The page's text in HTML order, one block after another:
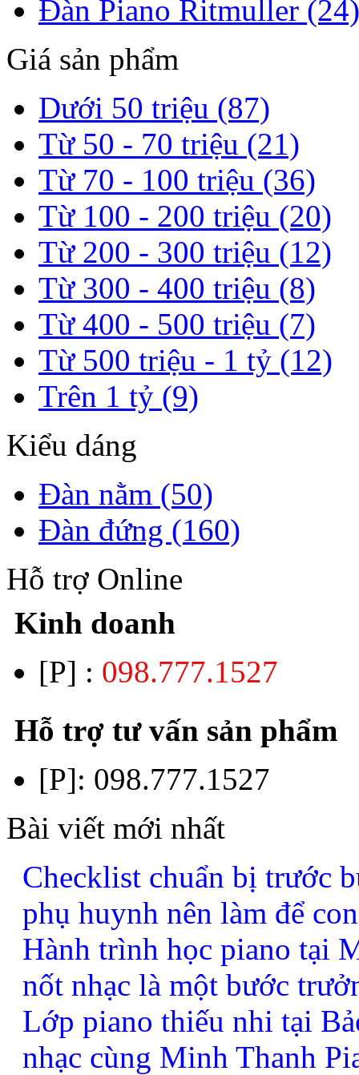
Đàn Piano Ritmuller (24)
Giá sản phẩm
Dưới 50 triệu (87)
Từ 50 - 70 triệu (21)
Từ 70 - 100 triệu (36)
Từ 100 - 200 triệu (20)
Từ 200 - 300 triệu (12)
Từ 300 - 400 triệu (8)
Từ 400 - 500 triệu (7)
Từ 500 triệu - 1 tỷ (12)
Trên 1 tỷ (9)
Kiểu dáng
Đàn nằm (50)
Đàn đứng (160)
Hỗ trợ Online
Kinh doanh
[P] : 098.777.1527
Hỗ trợ tư vấn sản phẩm
[P]: 098.777.1527
Bài viết mới nhất
Checklist chuẩn bị trước
phụ huynh nên làm để
Hành trình học piano tại
nốt nhạc là một bước
Lớp piano thiếu nhi tại
nhạc cùng Minh Thanh